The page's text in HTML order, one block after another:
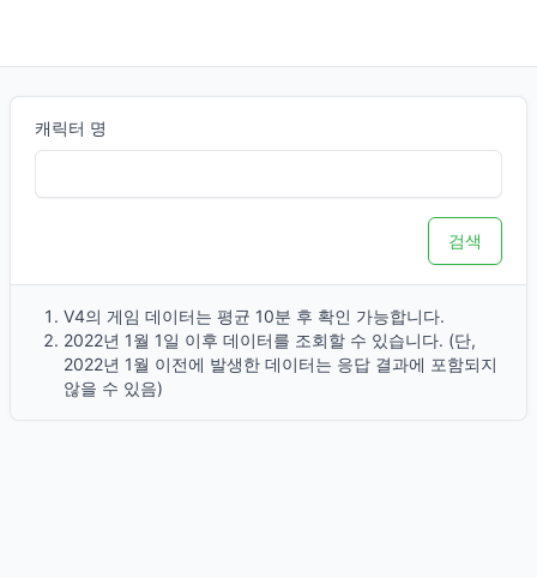
캐릭터 명
검색
V4의 게임 데이터는 평균 10분 후 확인 가능합니다.
2022년 1월 1일 이후 데이터를 조회할 수 있습니다. (단,
2022년 1월 이전에 발생한 데이터는 응답 결과에 포함되지
않을 수 있음)